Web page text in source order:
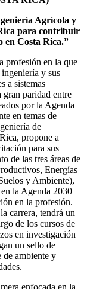
Agrícola y
para contribuir
en Costa Rica.”
profesión en la que
y sus
a sistemas
paridad entre
por la Agenda
en temas de
de
propone a
para sus
de las tres áreas de
Energías
y Ambiente),
la Agenda 2030
en la profesión.
carrera, tendrá un
de los cursos de
en investigación
un sello de
de ambiente y
enfocada en la